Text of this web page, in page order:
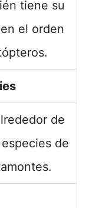
tiene su
el orden
de
de